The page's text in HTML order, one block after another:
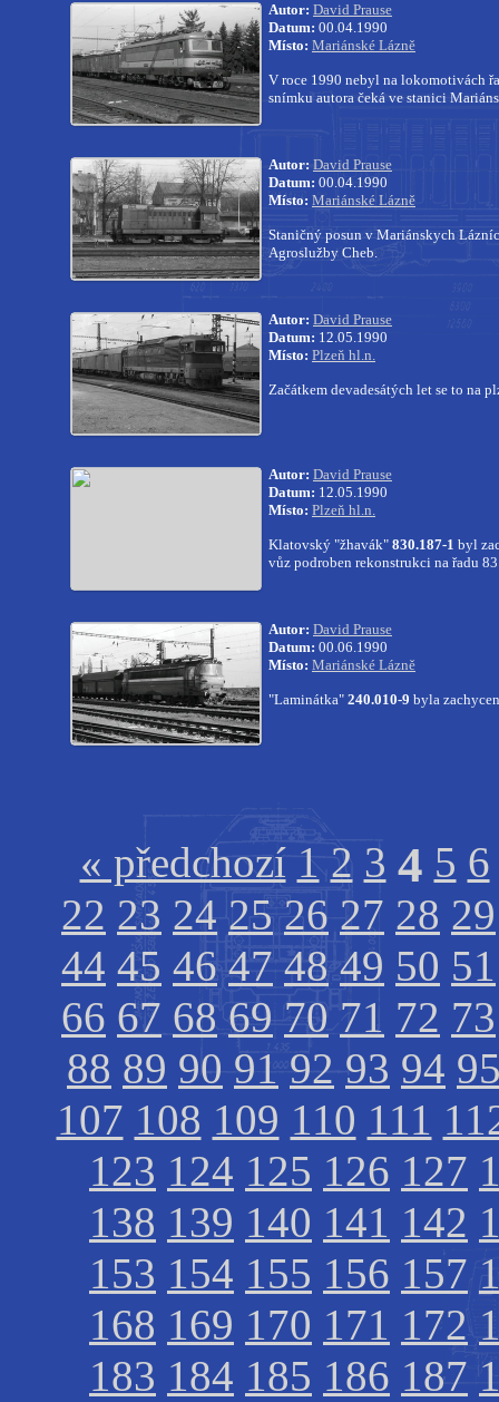
Autor: David Prause
Datum: 00.04.1990
Místo: Mariánské Lázně
V roce 1990 nebyl na lokomotivách
snímku autora čeká ve stanici
Autor: David Prause
Datum: 00.04.1990
Místo: Mariánské Lázně
Staničný posun v Mariánskych
Agroslužby Cheb.
Autor: David Prause
Datum: 12.05.1990
Místo: Plzeň hl.n.
Začátkem devadesátých let se to na
Autor: David Prause
Datum: 12.05.1990
Místo: Plzeň hl.n.
Klatovský "žhavák" 830.187-1 byl
vůz podroben rekonstrukci na řadu
Autor: David Prause
Datum: 00.06.1990
Místo: Mariánské Lázně
"Laminátka" 240.010-9 byla
« předchozí 1 2 3 4 5 6
22 23 24 25 26 27 28 29
44 45 46 47 48 49 50 51
66 67 68 69 70 71 72 73
88 89 90 91 92 93 94
107 108 109 110 111
123 124 125 126 127
138 139 140 141 142
153 154 155 156 157
168 169 170 171 172
183 184 185 186 187